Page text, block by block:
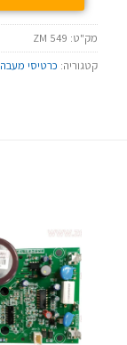
מק"ט: ZM 549
קטגוריה: כרטיסי מעבה